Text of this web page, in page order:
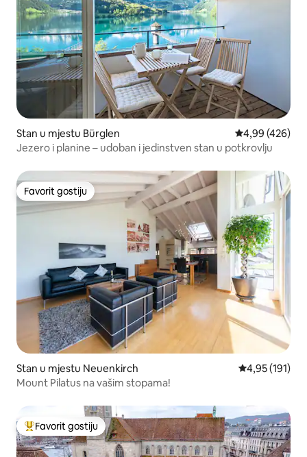
Stan u mjestu Bürglen Prosječna
4,99 (426)
Jezero i planine – udoban i jedinstven stan u potkrovlju
Favorit gostiju
Favorit gostiju
Stan u mjestu Neuenkirch Prosječna
4,95 (191)
Mount Pilatus na vašim stopama!
Glavni favorit gostiju
Favorit gostiju